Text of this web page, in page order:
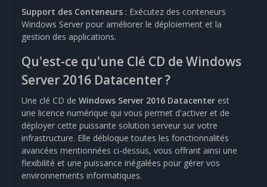
Support des Conteneurs : Exécutez des conteneurs
Windows Server pour améliorer le déploiement et la
gestion des applications.
Qu'est-ce qu'une Clé CD de Windows
Server 2016 Datacenter ?
Une clé CD de Windows Server 2016 Datacenter est
une licence numérique qui vous permet d'activer et de
déployer cette puissante solution serveur sur votre
infrastructure. Elle débloque toutes les fonctionnalités
avancées mentionnées ci-dessus, vous offrant ainsi une
flexibilité et une puissance inégalées pour gérer vos
environnements informatiques.